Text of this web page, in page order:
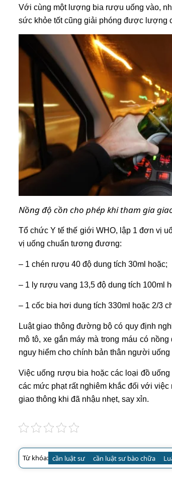
Với cùng một lượng bia rượu uống vào,
sức khỏe tốt cũng giải phóng được lượng
Nồng độ cồn cho phép khi tham gia
Tổ chức Y tế thế giới WHO, lập 1 đơn vị
vị uống chuẩn tương đương:
– 1 chén rượu 40 độ dung tích 30ml hoặc;
– 1 ly rượu vang 13,5 độ dung tích 100ml
– 1 cốc bia hơi dung tích 330ml hoặc 2/3
Luật giao thông đường bộ có quy định
mô tô, xe gắn máy mà trong máu có
nguy hiểm cho chính bản thân người
Việc uống rượu bia hoặc các loại đồ
các mức phạt rất nghiêm khắc đối với
giao thông khi đã nhậu nhẹt, say xỉn.
Từ khóa: cần luật sư cần luật sư bào chữa